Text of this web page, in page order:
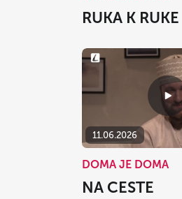
RUKA K RUKE
11.06.2026
DOMA JE DOMA
NA CESTE